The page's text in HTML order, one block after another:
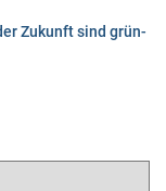
Zukunft sind grün-